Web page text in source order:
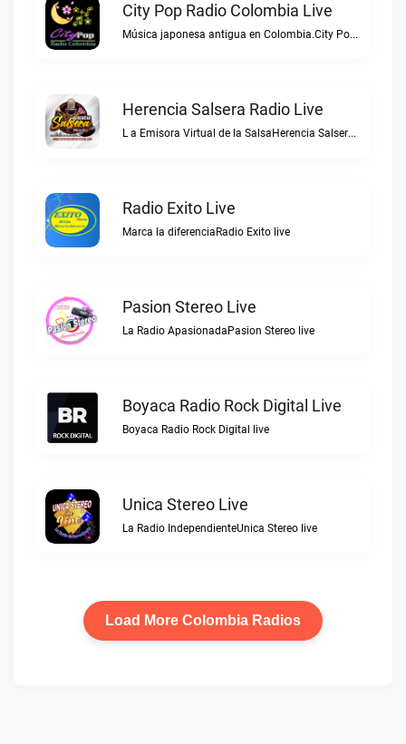
City Pop Radio Colombia Live
Música japonesa antigua en Colombia.City Pop Radio Colombia live
Herencia Salsera Radio Live
L a Emisora Virtual de la SalsaHerencia Salsera Radio live
Radio Exito Live
Marca la diferenciaRadio Exito live
Pasion Stereo Live
La Radio ApasionadaPasion Stereo live
Boyaca Radio Rock Digital Live
Boyaca Radio Rock Digital live
Unica Stereo Live
La Radio IndependienteUnica Stereo live
Load More Colombia Radios